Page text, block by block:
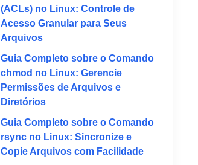
(ACLs) no Linux: Controle de
Acesso Granular para Seus
Arquivos
Guia Completo sobre o Comando
chmod no Linux: Gerencie
Permissões de Arquivos e
Diretórios
Guia Completo sobre o Comando
rsync no Linux: Sincronize e
Copie Arquivos com Facilidade